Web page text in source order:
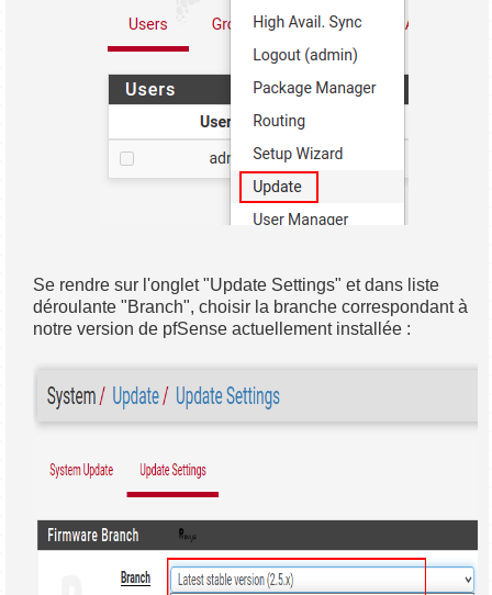
Se rendre sur l'onglet "Update Settings" et dans liste
déroulante "Branch", choisir la branche correspondant à
notre version de pfSense actuellement installée :